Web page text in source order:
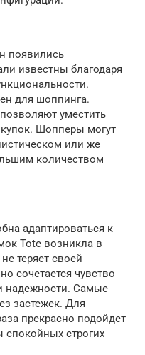
появились
известны благодаря
для шоппинга.
уместить
Шопперы могут
или же
количеством
адаптироваться к
Tote возникла в
теряет своей
сочетается чувство
надежности. Самые
застежек. Для
прекрасно подойдет
строгих